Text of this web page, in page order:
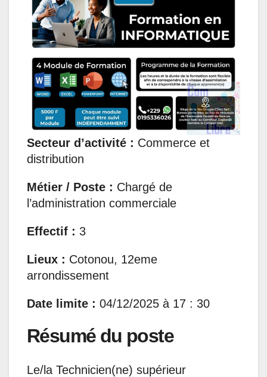
s
A
p
p
b
o
o
k
e
d
I
n
e
n
g
e
r
g
r
a
m
l
Secteur d’activité : Commerce et
distribution
Métier / Poste : Chargé de
l’administration commerciale
Effectif : 3
Lieux : Cotonou, 12eme
arrondissement
Date limite : 04/12/2025 à 17 : 30
Résumé du poste
Le/la Technicien(ne) supérieur